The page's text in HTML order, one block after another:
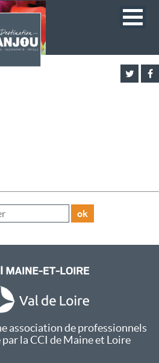
ok
association de professionnels
la CCI de Maine et Loire